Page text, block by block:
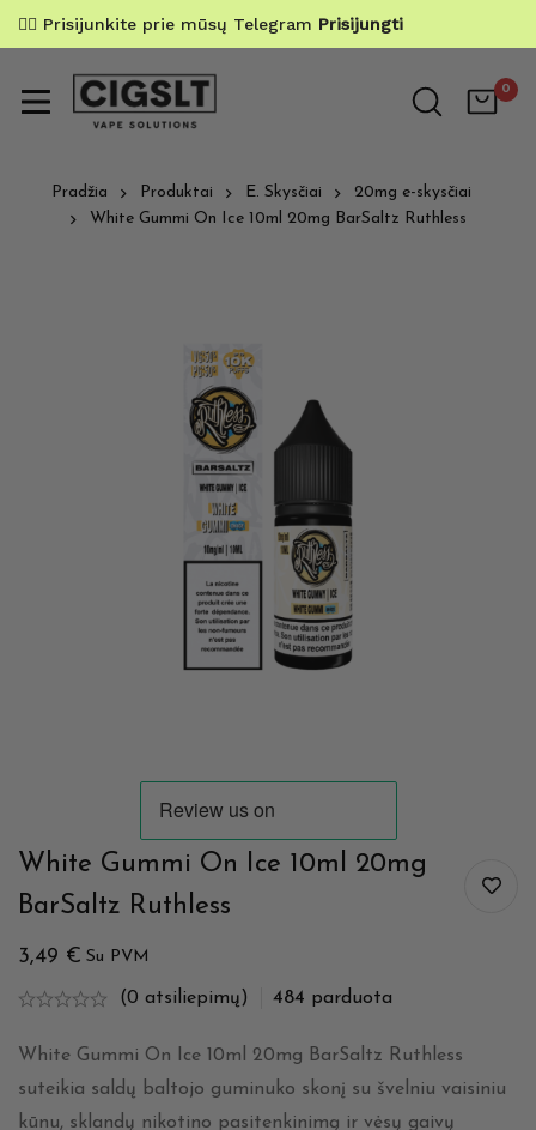
✌🏼 Prisijunkite prie mūsų Telegram Prisijungti
0
Pradžia Produktai E. Skysčiai
20mg e-skysčiai
White Gummi On Ice 10ml 20mg BarSaltz Ruthless
White Gummi On Ice 10ml 20mg
BarSaltz Ruthless
3,49 € Su PVM
(0 atsiliepimų) 484 parduota
White Gummi On Ice 10ml 20mg BarSaltz Ruthless
suteikia saldų baltojo guminuko skonį su švelniu vaisiniu
kūnu, sklandų nikotino pasitenkinimą ir vėsų gaivų